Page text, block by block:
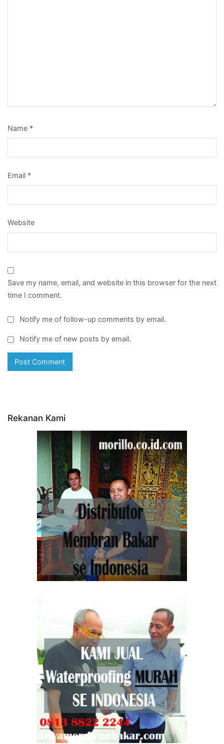
Name *
Email *
Website
Save my name, email, and website in this browser for the next
time I comment.
Notify me of follow-up comments by email.
Notify me of new posts by email.
Rekanan Kami